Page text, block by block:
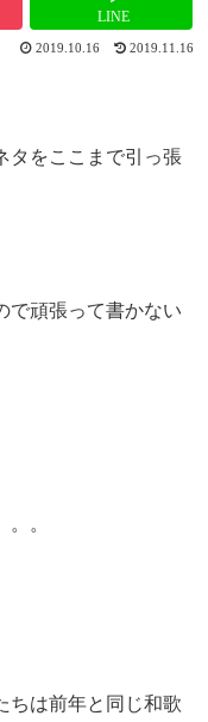
LINE
2019.10.16 2019.11.16
タをここまで引っ張
で頑張って書かない
。
ちは前年と同じ和歌